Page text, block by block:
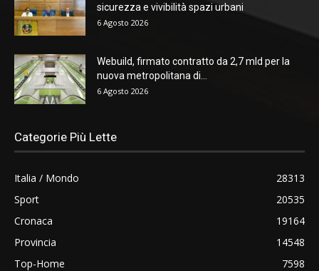
sicurezza e vivibilità spazi urbani
6 Agosto 2026
Webuild, firmato contratto da 2,7 mld per la
nuova metropolitana di...
6 Agosto 2026
Categorie Più Lette
Italia / Mondo
28313
Sport
20535
Cronaca
19164
Provincia
14548
Top-Home
7598